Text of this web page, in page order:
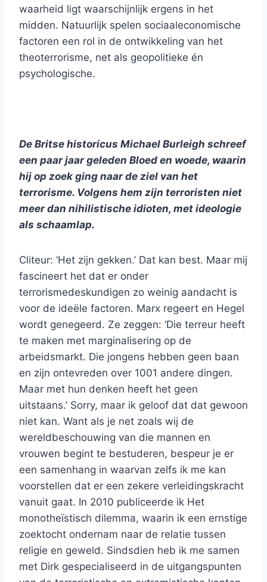
waarheid ligt waarschijnlijk ergens in het
midden. Natuurlijk spelen sociaaleconomische
factoren een rol in de ontwikkeling van het
theoterrorisme, net als geopolitieke én
psychologische.
De Britse historicus Michael Burleigh schreef
een paar jaar geleden Bloed en woede, waarin
hij op zoek ging naar de ziel van het
terrorisme. Volgens hem zijn terroristen niet
meer dan nihilistische idioten, met ideologie
als schaamlap.
Cliteur: ‘Het zijn gekken.’ Dat kan best. Maar mij
fascineert het dat er onder
terrorismedeskundigen zo weinig aandacht is
voor de ideële factoren. Marx regeert en Hegel
wordt genegeerd. Ze zeggen: ‘Die terreur heeft
te maken met marginalisering op de
arbeidsmarkt. Die jongens hebben geen baan
en zijn ontevreden over 1001 andere dingen.
Maar met hun denken heeft het geen
uitstaans.’ Sorry, maar ik geloof dat dat gewoon
niet kan. Want als je net zoals wij de
wereldbeschouwing van die mannen en
vrouwen begint te bestuderen, bespeur je er
een samenhang in waarvan zelfs ik me kan
voorstellen dat er een zekere verleidingskracht
vanuit gaat. In 2010 publiceerde ik Het
monotheïstisch dilemma, waarin ik een ernstige
zoektocht ondernam naar de relatie tussen
religie en geweld. Sindsdien heb ik me samen
met Dirk gespecialiseerd in de uitgangspunten